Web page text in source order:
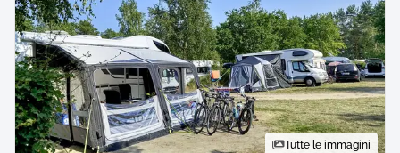
Tutte le immagini